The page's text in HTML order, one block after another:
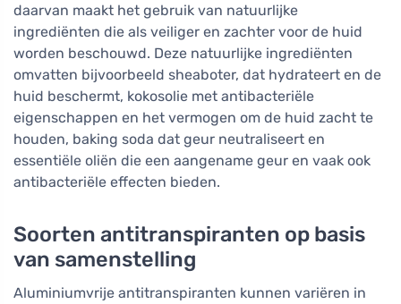
daarvan maakt het gebruik van natuurlijke
ingrediënten die als veiliger en zachter voor de huid
worden beschouwd. Deze natuurlijke ingrediënten
omvatten bijvoorbeeld sheaboter, dat hydrateert en de
huid beschermt, kokosolie met antibacteriële
eigenschappen en het vermogen om de huid zacht te
houden, baking soda dat geur neutraliseert en
essentiële oliën die een aangename geur en vaak ook
antibacteriële effecten bieden.
Soorten antitranspiranten op basis
van samenstelling
Aluminiumvrije antitranspiranten kunnen variëren in